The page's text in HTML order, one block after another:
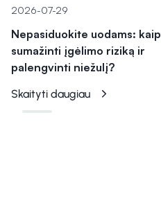
2026-07-29
Nepasiduokite uodams: kaip
sumažinti įgėlimo riziką ir
palengvinti niežulį?
Skaityti daugiau